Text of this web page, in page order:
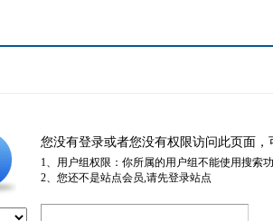
您没有登录或者您没有权限访问此页面
1、用户组权限：你所属的用户组不能使用搜索
2、您还不是站点会员,请先登录站点